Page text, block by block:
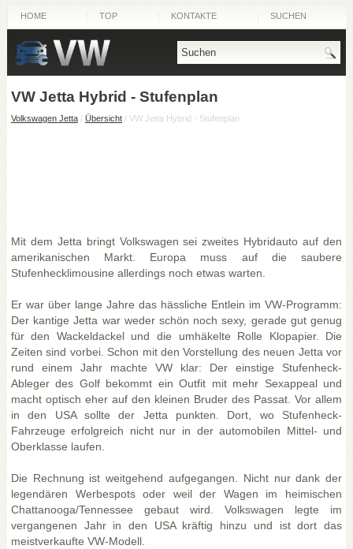
HOME TOP KONTAKTE SUCHEN
VW Jetta Hybrid - Stufenplan
Volkswagen Jetta/ Übersicht/ VW Jetta Hybrid - Stufenplan
Mit dem Jetta bringt Volkswagen sei zweites Hybridauto auf den
amerikanischen Markt. Europa muss auf die saubere
Stufenhecklimousine allerdings noch etwas warten.
Er war über lange Jahre das hässliche Entlein im VW-Programm:
Der kantige Jetta war weder schön noch sexy, gerade gut genug
für den Wackeldackel und die umhäkelte Rolle Klopapier. Die
Zeiten sind vorbei. Schon mit den Vorstellung des neuen Jetta vor
rund einem Jahr machte VW klar: Der einstige Stufenheck-
Ableger des Golf bekommt ein Outfit mit mehr Sexappeal und
macht optisch eher auf den kleinen Bruder des Passat. Vor allem
in den USA sollte der Jetta punkten. Dort, wo Stufenheck-
Fahrzeuge erfolgreich nicht nur in der automobilen Mittel- und
Oberklasse laufen.
Die Rechnung ist weitgehend aufgegangen. Nicht nur dank der
legendären Werbespots oder weil der Wagen im heimischen
Chattanooga/Tennessee gebaut wird. Volkswagen legte im
vergangenen Jahr in den USA kräftig hinzu und ist dort das
meistverkaufte VW-Modell.